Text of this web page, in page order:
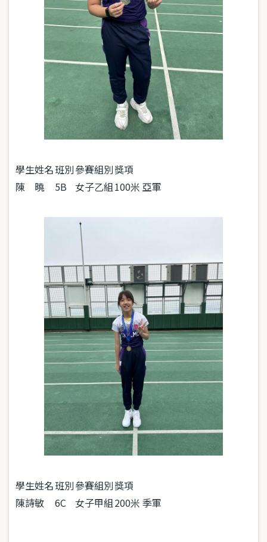
學生姓名班別參賽組別獎項
陳 曉
5B 女子乙組100米 亞軍
學生姓名班別參賽組別獎項
陳詩敏
6C 女子甲組200米 季軍